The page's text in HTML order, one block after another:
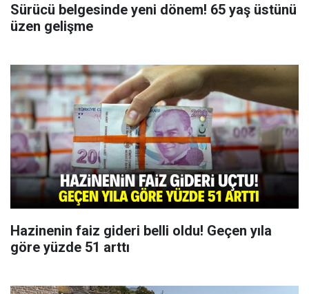
Sürücü belgesinde yeni dönem! 65 yaş üstünü
üzen gelişme
Hazinenin faiz gideri belli oldu! Geçen yıla
göre yüzde 51 arttı